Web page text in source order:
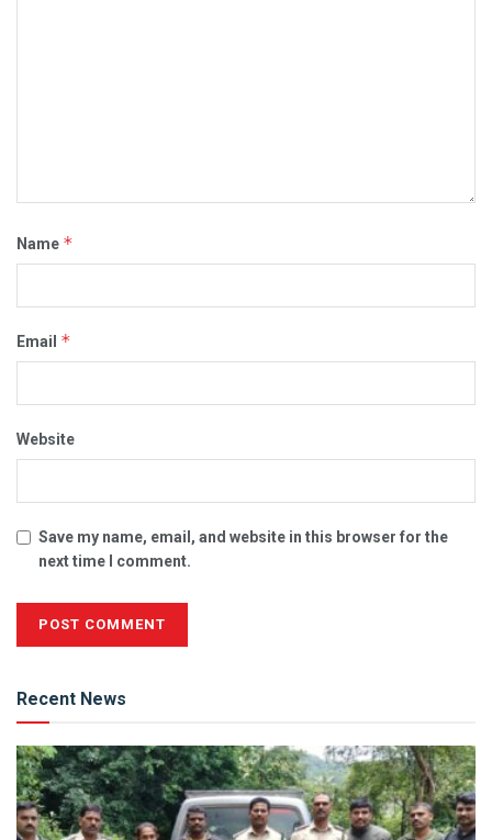
Name *
Email *
Website
Save my name, email, and website in this browser for the
next time I comment.
Recent News